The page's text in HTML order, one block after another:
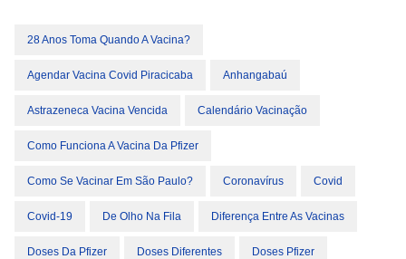
28 Anos Toma Quando A Vacina?
Agendar Vacina Covid Piracicaba Anhangabaú
Astrazeneca Vacina Vencida Calendário Vacinação
Como Funciona A Vacina Da Pfizer
Como Se Vacinar Em São Paulo? Coronavírus Covid
Covid-19 De Olho Na Fila Diferença Entre As Vacinas
Doses Da Pfizer Doses Diferentes Doses Pfizer